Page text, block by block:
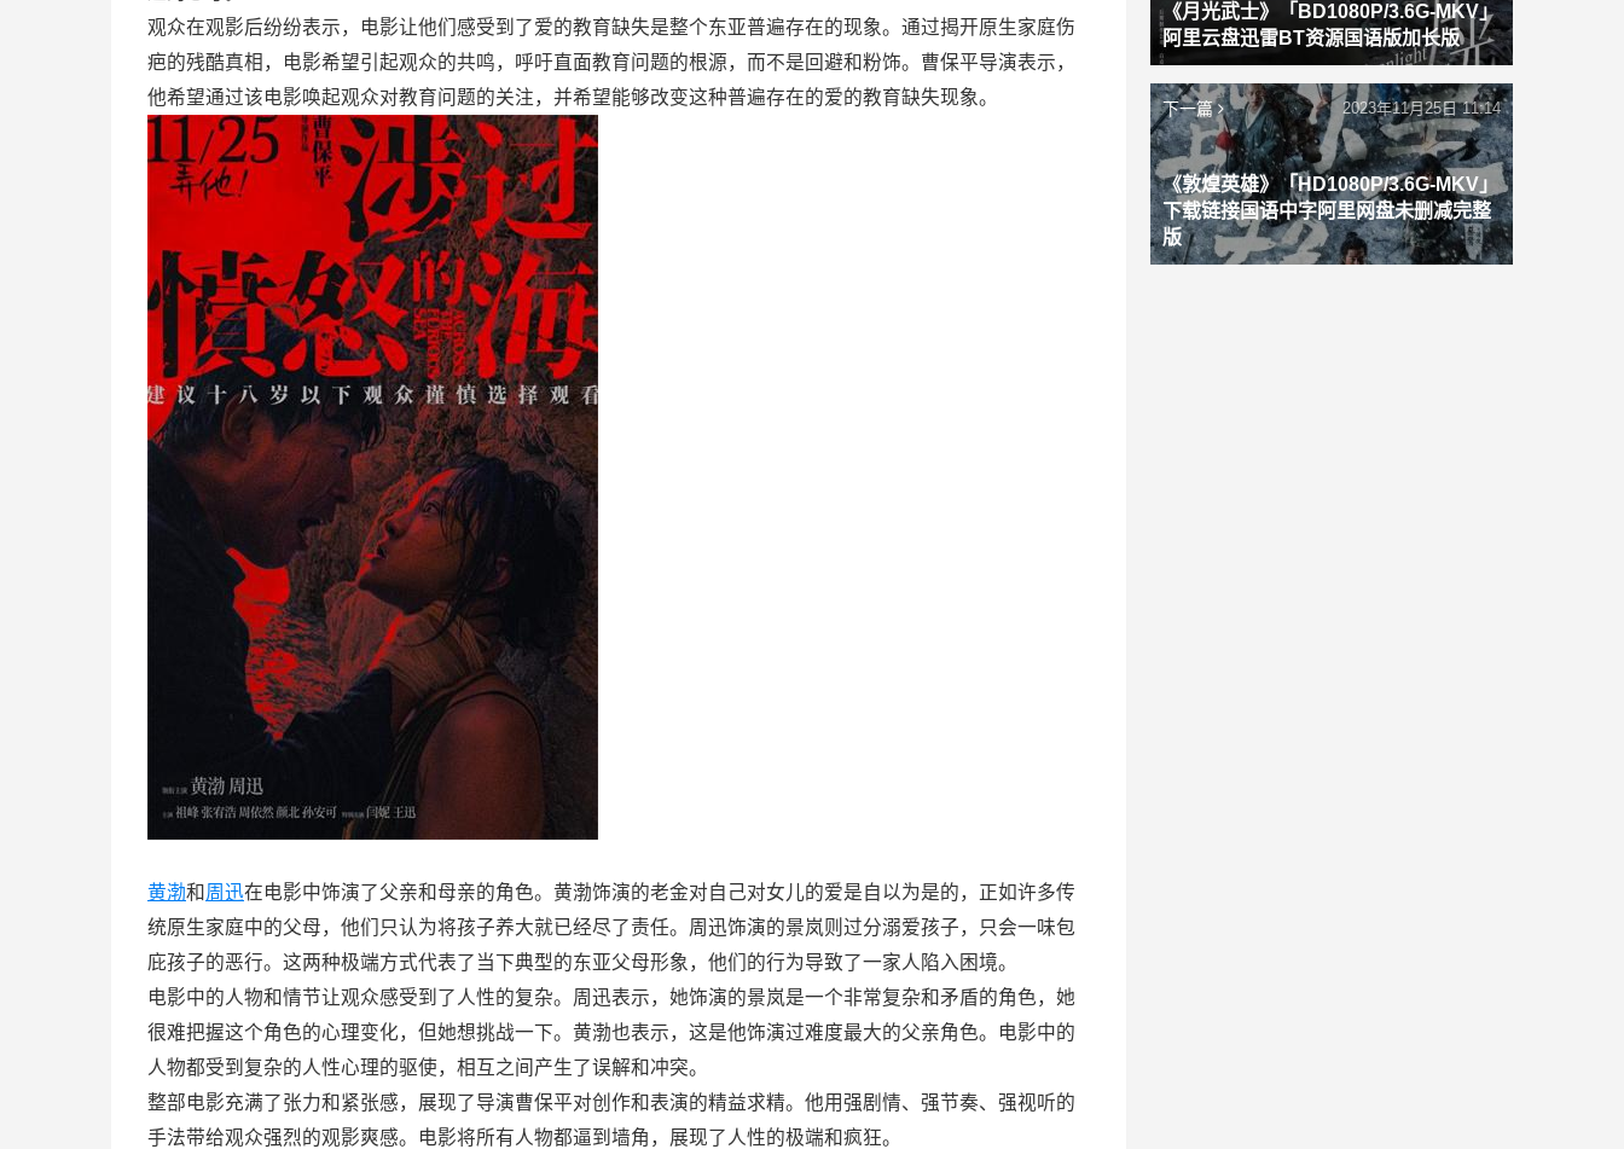
观众在观影后纷纷表示，电影让他们感受到了爱的教育缺失是整个东亚普遍存在的现象。通过揭开原生家庭伤
疤的残酷真相，电影希望引起观众的共鸣，呼吁直面教育问题的根源，而不是回避和粉饰。曹保平导演表示，
他希望通过该电影唤起观众对教育问题的关注，并希望能够改变这种普遍存在的爱的教育缺失现象。
黄渤和 周迅在电影中饰演了父亲和母亲的角色。黄渤饰演的老金对自己对女儿的爱是自以为是的，正如许多传
统原生家庭中的父母，他们只认为将孩子养大就已经尽了责任。周迅饰演的景岚则过分溺爱孩子，只会一味包
庇孩子的恶行。这两种极端方式代表了当下典型的东亚父母形象，他们的行为导致了一家人陷入困境。
电影中的人物和情节让观众感受到了人性的复杂。周迅表示，她饰演的景岚是一个非常复杂和矛盾的角色，她
很难把握这个角色的心理变化，但她想挑战一下。黄渤也表示，这是他饰演过难度最大的父亲角色。电影中的
人物都受到复杂的人性心理的驱使，相互之间产生了误解和冲突。
整部电影充满了张力和紧张感，展现了导演曹保平对创作和表演的精益求精。他用强剧情、强节奏、强视听的
手法带给观众强烈的观影爽感。电影将所有人物都逼到墙角，展现了人性的极端和疯狂。
《月光武士》「BD1080P/3.6G-MKV」
阿里云盘迅雷BT资源国语版加长版
下一篇
《敦煌英雄》「HD1080P/3.6G-MKV」
下载链接国语中字阿里网盘未删减完整
版
2023年11月25日 11:14